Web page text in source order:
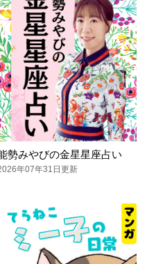
勢みやびの金星星座占い
年07年31日更新